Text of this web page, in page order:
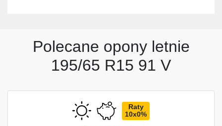
Polecane opony letnie
195/65 R15 91 V
Raty
10x0%